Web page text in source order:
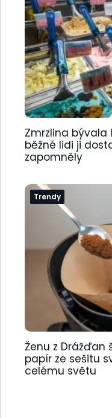
Zmrzlina bývala
běžné lidi ji
zapomněly
Trendy
Ženu z Drážďan
papír ze sešitu
celému světu